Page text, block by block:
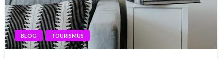
BLOG TOURISMUS